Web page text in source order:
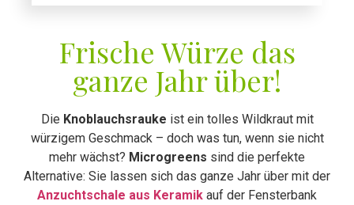
Frische Würze das
ganze Jahr über!
Die Knoblauchsrauke ist ein tolles Wildkraut mit
würzigem Geschmack – doch was tun, wenn sie nicht
mehr wächst? Microgreens sind die perfekte
Alternative: Sie lassen sich das ganze Jahr über mit der
Anzuchtschale aus Keramik auf der Fensterbank